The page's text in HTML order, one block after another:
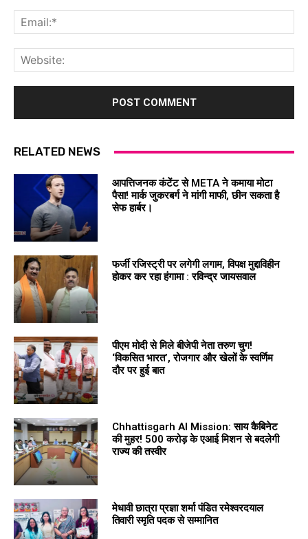
RELATED NEWS
आपत्तिजनक कंटेंट से META ने कमाया मोटा
पैसा! मार्क जुकरबर्ग ने मांगी माफी, छीन सकता है
सेफ हार्बर।
फर्जी रजिस्ट्री पर लगेगी लगाम, विपक्ष मुद्दाविहीन
होकर कर रहा हंगामा : रविन्द्र जायसवाल
पीएम मोदी से मिले बीजेपी नेता तरुण चुग!
‘विकसित भारत’, रोजगार और खेलों के स्वर्णिम
दौर पर हुई बात
Chhattisgarh AI Mission: साय कैबिनेट
की मुहर! 500 करोड़ के एआई मिशन से बदलेगी
राज्य की तस्वीर
मेधावी छात्रा प्रज्ञा शर्मा पंडित रमेश्वरदयाल
तिवारी स्मृति पदक से सम्मानित